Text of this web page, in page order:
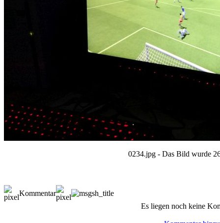
0234.jpg - Das Bild wurde
Kommentar
Es liegen noch keine